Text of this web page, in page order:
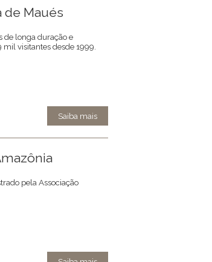
de Maués
de longa duração e
visitantes desde 1999.
Saiba mais
pela Associação